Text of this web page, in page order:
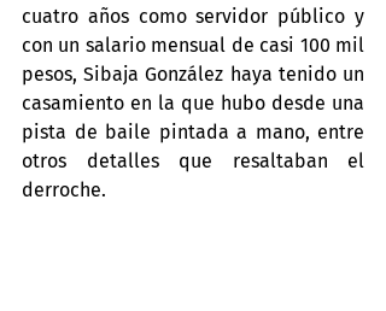
cuatro años como servidor público y
con un salario mensual de casi 100 mil
pesos, Sibaja González haya tenido un
casamiento en la que hubo desde una
pista de baile pintada a mano, entre
otros detalles que resaltaban el
derroche.